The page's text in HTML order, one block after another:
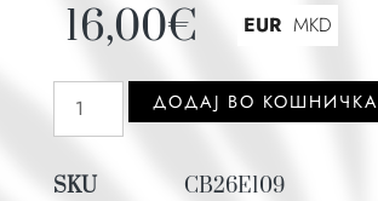
16,00€ EUR MKD
ДОДАJ ВО КОШНИЧКА
SKU CB26E109